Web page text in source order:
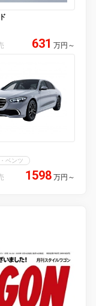
631 万円 ～
ベンツ
1598 万円 ～